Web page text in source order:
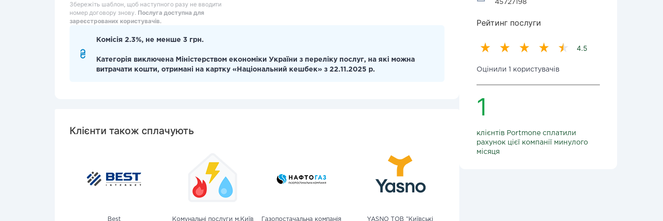
Збережіть шаблон, щоб наступного разу не вводити
номер договору знову. Послуга доступна для
зареєстрованих користувачів.
Комісія 2.3%, не менше 3 грн.
Категорія виключена Міністерством економіки України з переліку послуг, на які можна
витрачати кошти, отримані на картку «Національний кешбек» з 22.11.2025 р.
Клієнти також сплачують
Best Комунальні послуги м.Київ Газопостачальна компанія YASNO ТОВ "Київські
45727198
Рейтинг послуги
4.5
Оцінили 1 користувачів
1
клієнтів Portmone сплатили
рахунок цієї компанії минулого
місяця